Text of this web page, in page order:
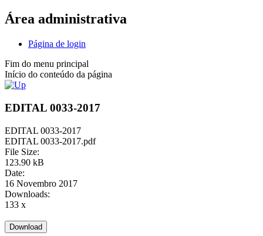
Área administrativa
Página de login
Fim do menu principal
Início do conteúdo da página
EDITAL 0033-2017
EDITAL 0033-2017
EDITAL 0033-2017.pdf
File Size:
123.90 kB
Date:
16 Novembro 2017
Downloads:
133 x